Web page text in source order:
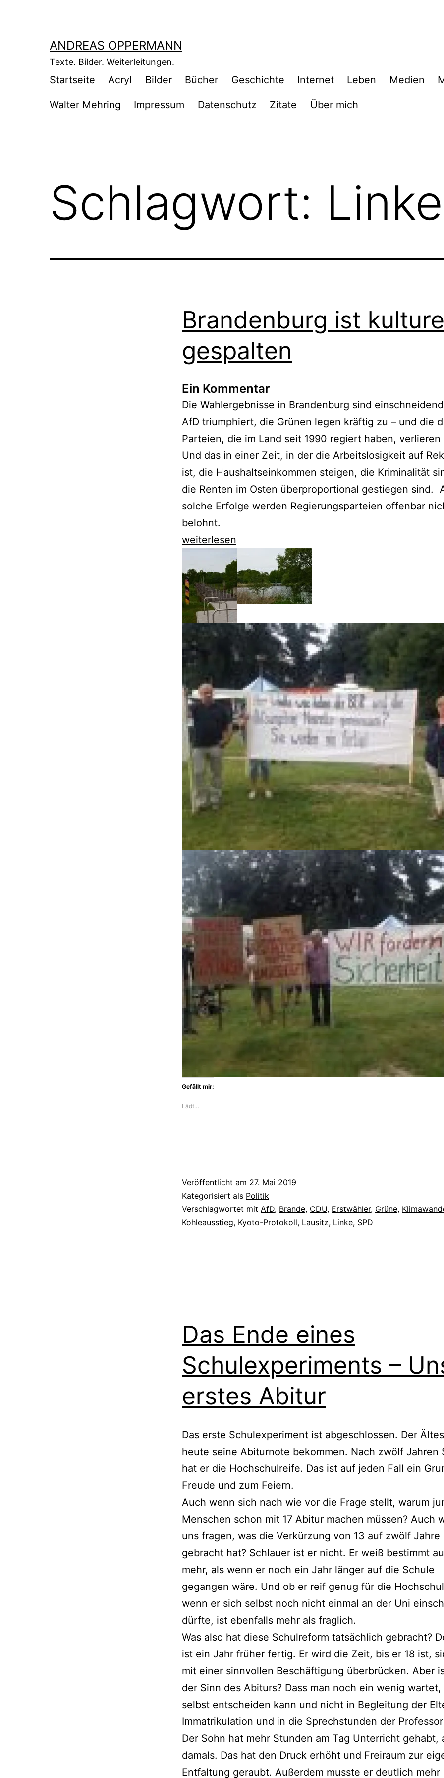
ANDREAS OPPERMANN
Texte. Bilder. Weiterleitungen.
Startseite Acryl Bilder Bücher Geschichte Internet Leben Medien
Walter Mehring Impressum Datenschutz Zitate Über mich
Schlagwort: Linke
Brandenburg ist
gespalten
Ein Kommentar
Die Wahlergebnisse in Brandenburg sind
AfD triumphiert, die Grünen legen kräftig zu – und die
Parteien, die im Land seit 1990 regiert haben, verlieren
Und das in einer Zeit, in der die Arbeitslosigkeit auf
ist, die Haushaltseinkommen steigen, die Kriminalität
die Renten im Osten überproportional gestiegen sind.
solche Erfolge werden Regierungsparteien offenbar
belohnt.
Brandenburg
kulturell
gespalten
weiterlesen
Gefällt mir:
Lädt…
Veröffentlicht am 27. Mai 2019
Kategorisiert als Politik
Verschlagwortet mit AfD, Brande, CDU, Erstwähler, Grüne,
Kohleausstieg, Kyoto-Protokoll, Lausitz, Linke, SPD
Das Ende eines
Schulexperiments –
erstes Abitur
Das erste Schulexperiment ist abgeschlossen. Der
heute seine Abiturnote bekommen. Nach zwölf Jahren
hat er die Hochschulreife. Das ist auf jeden Fall ein
Freude und zum Feiern.
Auch wenn sich nach wie vor die Frage stellt, warum
Menschen schon mit 17 Abitur machen müssen? Auch
uns fragen, was die Verkürzung von 13 auf zwölf Jahre
gebracht hat? Schlauer ist er nicht. Er weiß bestimmt
mehr, als wenn er noch ein Jahr länger auf die Schule
gegangen wäre. Und ob er reif genug für die
wenn er sich selbst noch nicht einmal an der Uni
dürfte, ist ebenfalls mehr als fraglich.
Was also hat diese Schulreform tatsächlich gebracht?
ist ein Jahr früher fertig. Er wird die Zeit, bis er 18 ist,
mit einer sinnvollen Beschäftigung überbrücken. Aber
der Sinn des Abiturs? Dass man noch ein wenig wartet,
selbst entscheiden kann und nicht in Begleitung der
Immatrikulation und in die Sprechstunden der
Der Sohn hat mehr Stunden am Tag Unterricht gehabt,
damals. Das hat den Druck erhöht und Freiraum zur
Entfaltung geraubt. Außerdem musste er deutlich mehr